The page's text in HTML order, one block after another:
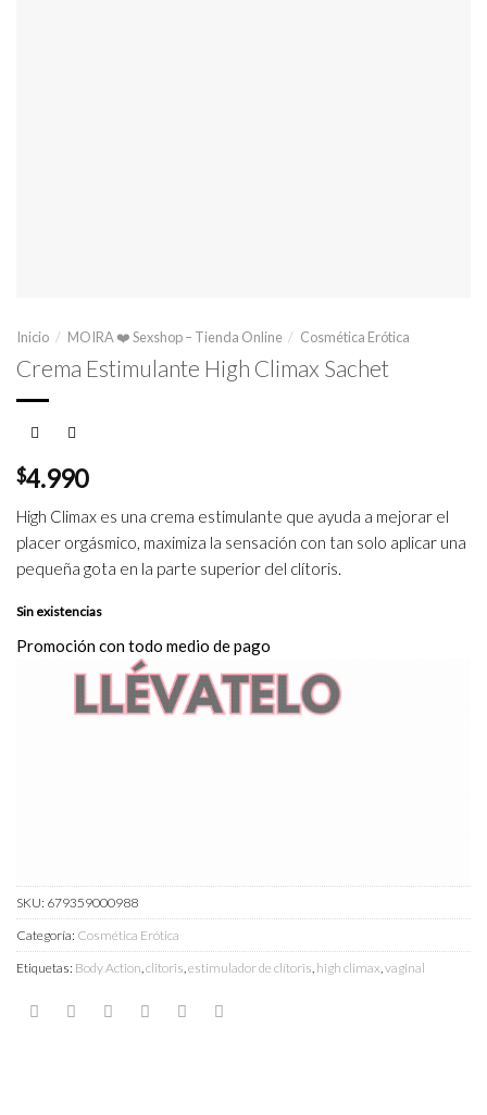
Inicio / MOIRA ❤️ Sexshop – Tienda Online / Cosmética Erótica
Crema Estimulante High Climax Sachet
$4.990
High Climax es una crema estimulante que ayuda a mejorar el
placer orgásmico, maximiza la sensación con tan solo aplicar una
pequeña gota en la parte superior del clítoris.
Sin existencias
Promoción con todo medio de pago
SKU: 679359000988
Categoría: Cosmética Erótica
Etiquetas: Body Action clitoris estimulador de clítoris high climax vaginal